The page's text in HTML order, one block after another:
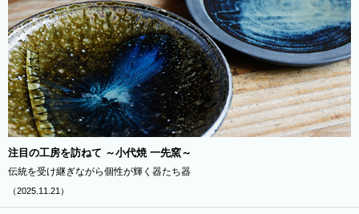
注目の工房を訪ねて ～小代焼 一先窯～
伝統を受け継ぎながら個性が輝く器たち器
（2025.11.21）